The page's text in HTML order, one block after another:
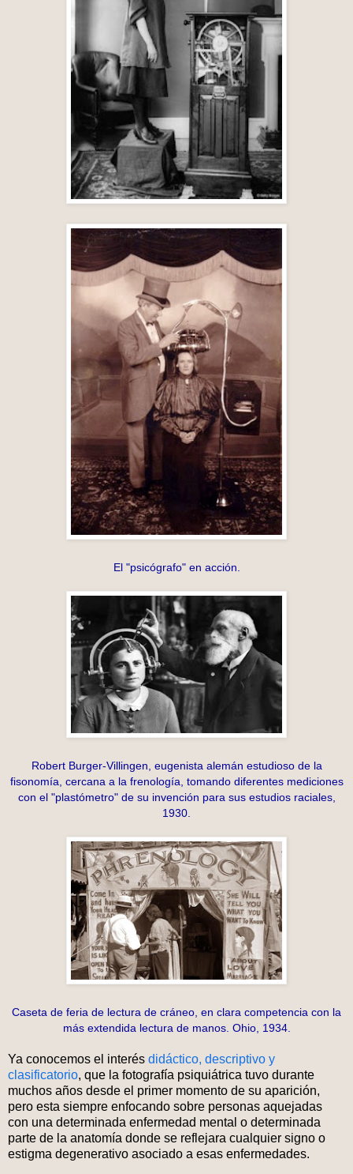
El "psicógrafo" en acción.
Robert Burger-Villingen, eugenista alemán estudioso de la
fisonomía, cercana a la frenología, tomando diferentes mediciones
con el "plastómetro" de su invención para sus estudios raciales,
1930.
Caseta de feria de lectura de cráneo, en clara competencia con la
más extendida lectura de manos. Ohio, 1934.
Ya conocemos el interés didáctico, descriptivo y
clasificatorio, que la fotografía psiquiátrica tuvo durante
muchos años desde el primer momento de su aparición,
pero esta siempre enfocando sobre personas aquejadas
con una determinada enfermedad mental o determinada
parte de la anatomía donde se reflejara cualquier signo o
estigma degenerativo asociado a esas enfermedades.